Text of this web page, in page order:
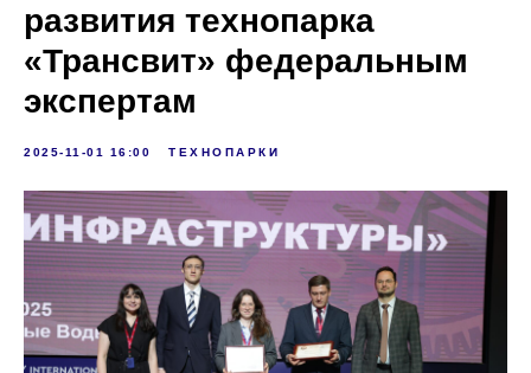
развития технопарка
«Трансвит» федеральным
экспертам
2025-11-01 16:00 ТЕХНОПАРКИ